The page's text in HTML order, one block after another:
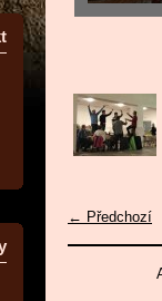
← Předchozí